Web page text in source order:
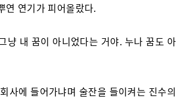
연 연기가 피어올랐다.
냥 내 꿈이 아니었다는 거야. 누나 꿈도 아
사에 들어가냐며 술잔을 들이켜는 진수의